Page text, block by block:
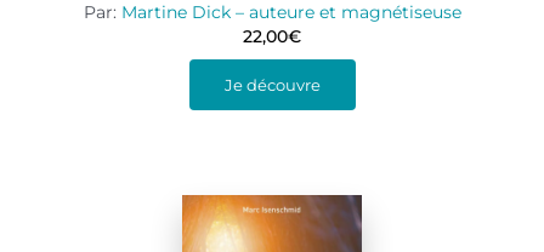
Par: Martine Dick – auteure et magnétiseuse
22,00€
Je découvre